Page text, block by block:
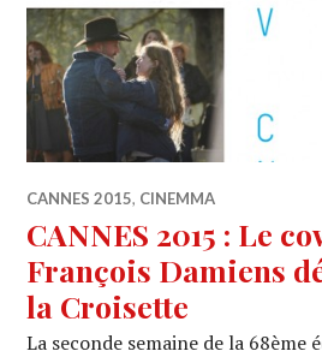
CANNES 2015, CINEMMA
CANNES 2015 : Le
François Damiens
la Croisette
La seconde semaine de la 68ème